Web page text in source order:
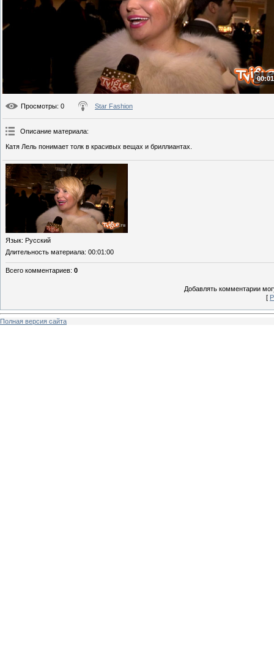
Просмотры: 0 Star Fashion
Описание материала:
Катя Лель понимает толк в красивых вещах и бриллиантах.
Язык: Русский
Длительность материала: 00:01:00
Всего комментариев: 0
Добавлять комментарии
[
Полная версия сайта